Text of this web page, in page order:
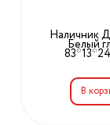
Наличник
Белый